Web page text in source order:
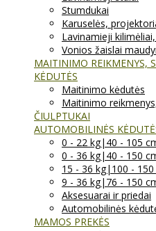
Stumdukai
Karuselės,
Lavinamieji
Vonios žaislai
MAITINIMO REIKMENYS,
KĖDUTĖS
Maitinimo kėdutės
Maitinimo
ČIULPTUKAI
AUTOMOBILINĖS
0 - 22 kg|40 - 105
0 - 36 kg|40 - 150
15 - 36 kg|100 -
9 - 36 kg|76 - 150
Aksesuarai ir priedai
Automobilinės
MAMOS PREKĖS